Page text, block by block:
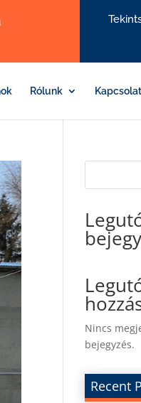
Rólunk Kapcsolat
Nincs
bejegyzés.
Recent